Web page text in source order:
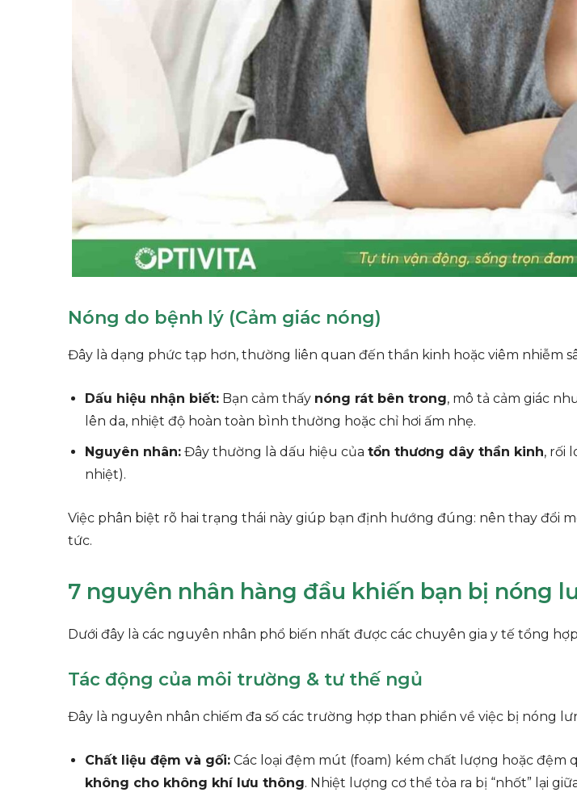
Nóng do bệnh lý (Cảm giác nóng)
Đây là dạng phức tạp hơn, thường liên quan đến thần kinh hoặc viêm nhiễm
Dấu hiệu nhận biết: Bạn cảm thấy nóng rát bên trong, mô tả cảm giác
lên da, nhiệt độ hoàn toàn bình thường hoặc chỉ hơi ấm nhẹ.
Nguyên nhân: Đây thường là dấu hiệu của tổn thương dây thần kinh, rối
nhiệt).
Việc phân biệt rõ hai trạng thái này giúp bạn định hướng đúng: nên thay đổi
tức.
7 nguyên nhân hàng đầu khiến bạn bị nóng
Dưới đây là các nguyên nhân phổ biến nhất được các chuyên gia y tế tổng
Tác động của môi trường & tư thế ngủ
Đây là nguyên nhân chiếm đa số các trường hợp than phiền về việc bị nóng
Chất liệu đệm và gối: Các loại đệm mút (foam) kém chất lượng hoặc
không cho không khí lưu thông. Nhiệt lượng cơ thể tỏa ra bị “nhốt” lại